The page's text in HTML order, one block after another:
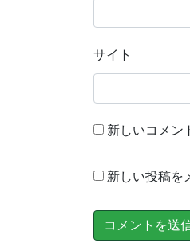
サイト
新しいコメン
新しい投稿を